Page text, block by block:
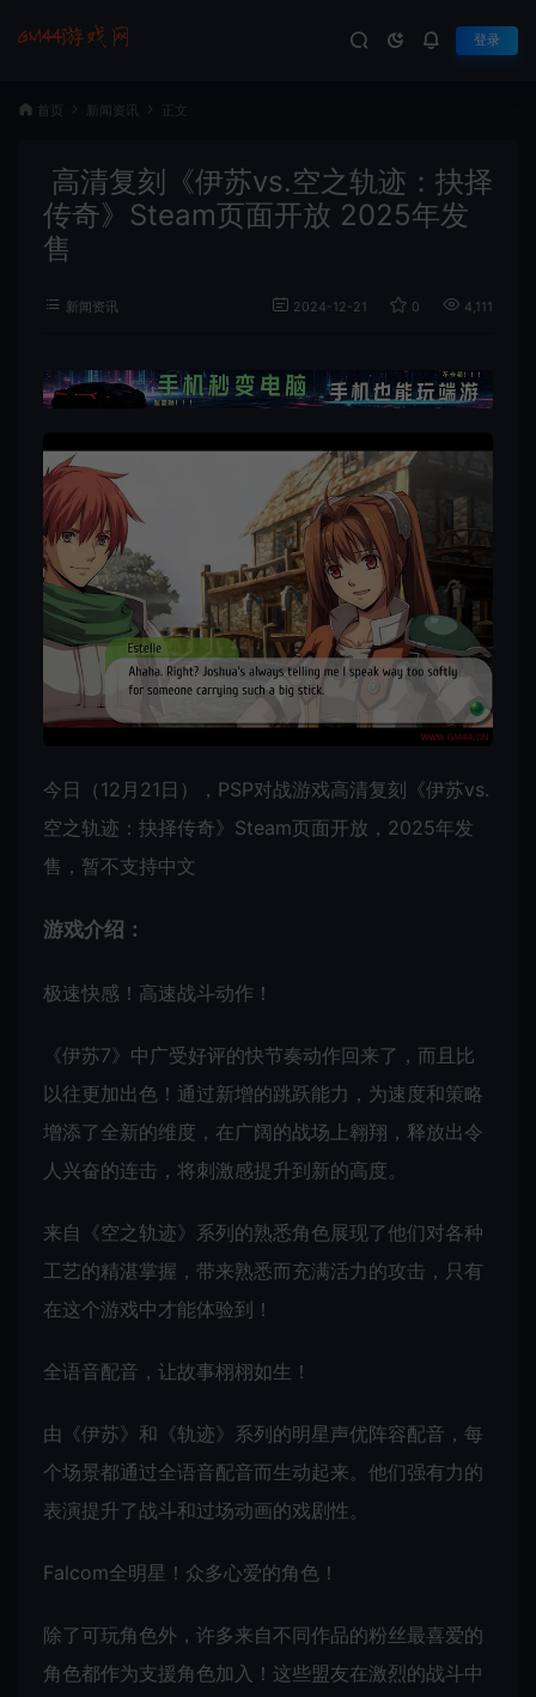
登录
首页 新闻资讯 正文
高清复刻《伊苏vs.空之轨迹：抉择
传奇》Steam页面开放 2025年发
售
新闻资讯 2024-12-21 0 4,111
今日（12月21日），PSP对战游戏高清复刻《伊苏vs.
空之轨迹：抉择传奇》Steam页面开放，2025年发
售，暂不支持中文
游戏介绍：
极速快感！高速战斗动作！
《伊苏7》中广受好评的快节奏动作回来了，而且比
以往更加出色！通过新增的跳跃能力，为速度和策略
增添了全新的维度，在广阔的战场上翱翔，释放出令
人兴奋的连击，将刺激感提升到新的高度。
来自《空之轨迹》系列的熟悉角色展现了他们对各种
工艺的精湛掌握，带来熟悉而充满活力的攻击，只有
在这个游戏中才能体验到！
全语音配音，让故事栩栩如生！
由《伊苏》和《轨迹》系列的明星声优阵容配音，每
个场景都通过全语音配音而生动起来。他们强有力的
表演提升了战斗和过场动画的戏剧性。
Falcom全明星！众多心爱的角色！
除了可玩角色外，许多来自不同作品的粉丝最喜爱的
角色都作为支援角色加入！这些盟友在激烈的战斗中